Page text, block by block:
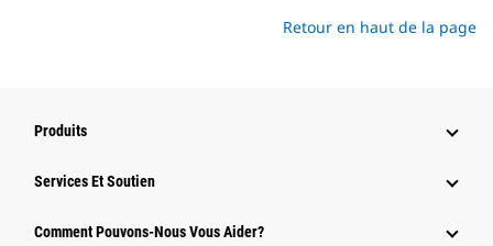
Retour en haut de la page
Produits
Services Et Soutien
Comment Pouvons-Nous Vous Aider?